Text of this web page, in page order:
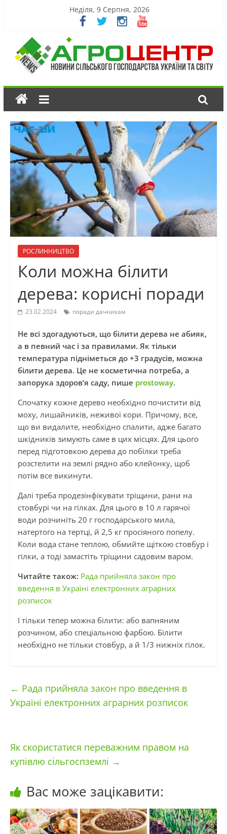
Неділя, 9 Серпня, 2026
РОСЛИННИЦТВО
Коли можна білити
дерева: корисні поради
23.02.2024 поради дачникам
Не всі здогадуються, що білити дерева не абияк,
а в певний час і за правилами. Як тільки
температура підніметься до +3 градусів, можна
білити дерева. Це не косметична потреба, а
запорука здоров’я саду, пише prostoway.
Спочатку кожне дерево необхідно почистити від
моху, лишайників, неживої кори. Причому, все,
що ви видалите, необхідно спалити, адже багато
шкідників зимують саме в цих місцях. Для цього
перед підготовкою дерева до побілки треба
розстелити на землі рядно або клейонку, щоб
потім все викинути.
Далі треба продезінфікувати тріщини, рани на
стовбурі чи на гілках. Для цього в 10 л гарячої
води розчиніть 20 г господарського мила,
натертого на тертці, й 2,5 кг просіяного попелу.
Коли вода стане теплою, обмийте щіткою стовбур і
гілки, а тоді замастіть тріщини садовим варом.
Читайте також: Рада прийняла закон про
введення в Україні електронних аграрних
розписок
І тільки тепер можна білити: або вапняним
розчином, або спеціальною фарбою. Білити
необхідно не тільки стовбур, а й 1/3 нижніх гілок.
← Рада прийняла закон про введення в
Україні електронних аграрних розписок
Як скористатися переважним правом на
купівлю сільгоспземлі →
Вас може зацікавити: